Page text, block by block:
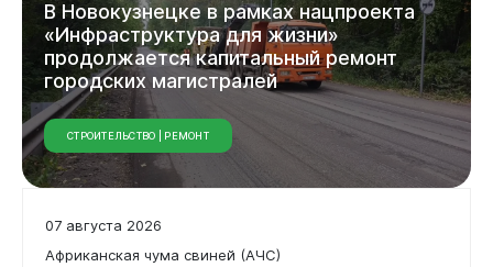
В Новокузнецке в рамках нацпроекта
«Инфраструктура для жизни»
продолжается капитальный ремонт
городских магистралей
СТРОИТЕЛЬСТВО | РЕМОНТ
07 августа 2026
Африканская чума свиней (АЧС)